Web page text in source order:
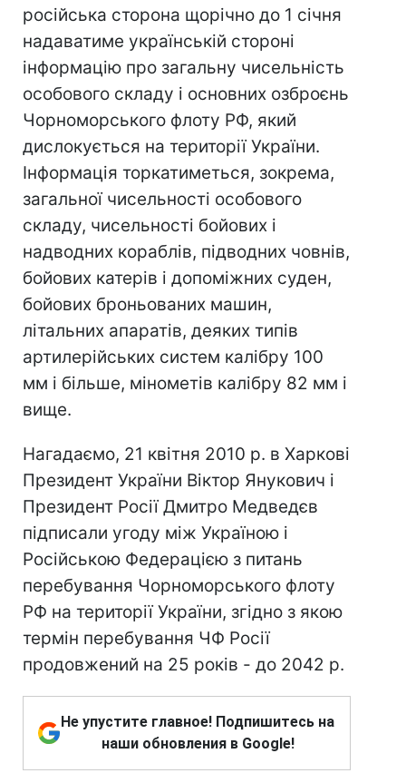
російська сторона щорічно до 1 січня
надаватиме українській стороні
інформацію про загальну чисельність
особового складу і основних озброєнь
Чорноморського флоту РФ, який
дислокується на території України.
Інформація торкатиметься, зокрема,
загальної чисельності особового
складу, чисельності бойових і
надводних кораблів, підводних човнів,
бойових катерів і допоміжних суден,
бойових броньованих машин,
літальних апаратів, деяких типів
артилерійських систем калібру 100
мм і більше, мінометів калібру 82 мм і
вище.
Нагадаємо, 21 квітня 2010 р. в Харкові
Президент України Віктор Янукович і
Президент Росії Дмитро Медведєв
підписали угоду між Україною і
Російською Федерацією з питань
перебування Чорноморського флоту
РФ на території України, згідно з якою
термін перебування ЧФ Росії
продовжений на 25 років - до 2042 р.
Не упустите главное! Подпишитесь на
наши обновления в Google!